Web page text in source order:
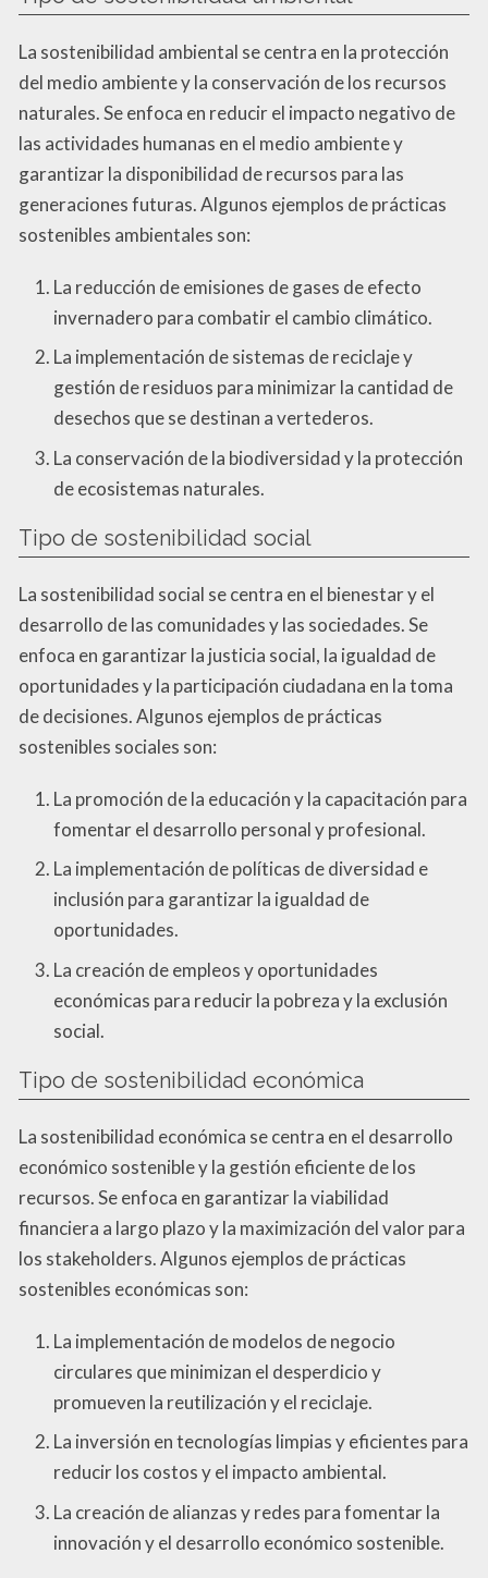
La sostenibilidad ambiental se centra en la protección
del medio ambiente y la conservación de los recursos
naturales. Se enfoca en reducir el impacto negativo de
las actividades humanas en el medio ambiente y
garantizar la disponibilidad de recursos para las
generaciones futuras. Algunos ejemplos de prácticas
sostenibles ambientales son:
La reducción de emisiones de gases de efecto
invernadero para combatir el cambio climático.
La implementación de sistemas de reciclaje y
gestión de residuos para minimizar la cantidad de
desechos que se destinan a vertederos.
La conservación de la biodiversidad y la protección
de ecosistemas naturales.
Tipo de sostenibilidad social
La sostenibilidad social se centra en el bienestar y el
desarrollo de las comunidades y las sociedades. Se
enfoca en garantizar la justicia social, la igualdad de
oportunidades y la participación ciudadana en la toma
de decisiones. Algunos ejemplos de prácticas
sostenibles sociales son:
La promoción de la educación y la capacitación para
fomentar el desarrollo personal y profesional.
La implementación de políticas de diversidad e
inclusión para garantizar la igualdad de
oportunidades.
La creación de empleos y oportunidades
económicas para reducir la pobreza y la exclusión
social.
Tipo de sostenibilidad económica
La sostenibilidad económica se centra en el desarrollo
económico sostenible y la gestión eficiente de los
recursos. Se enfoca en garantizar la viabilidad
financiera a largo plazo y la maximización del valor para
los stakeholders. Algunos ejemplos de prácticas
sostenibles económicas son:
La implementación de modelos de negocio
circulares que minimizan el desperdicio y
promueven la reutilización y el reciclaje.
La inversión en tecnologías limpias y eficientes para
reducir los costos y el impacto ambiental.
La creación de alianzas y redes para fomentar la
innovación y el desarrollo económico sostenible.